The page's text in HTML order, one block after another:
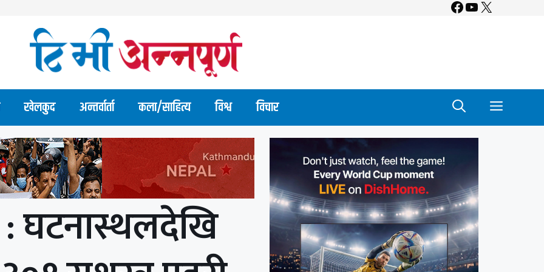
Facebook
YouTube
X
खेलकुद अन्तर्वार्ता कला/साहित्य विश्व विचार
घटनास्थलदेखि